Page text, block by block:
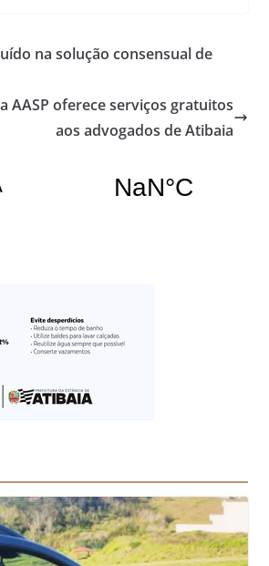
na solução consensual de
AASP oferece serviços gratuitos
aos advogados de Atibaia